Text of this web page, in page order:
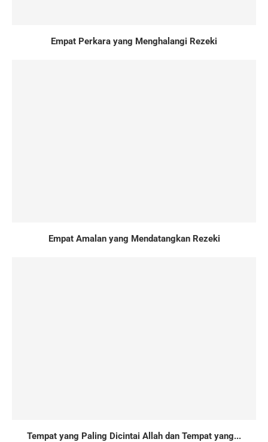
Empat Perkara yang Menghalangi Rezeki
Empat Amalan yang Mendatangkan Rezeki
Tempat yang Paling Dicintai Allah dan Tempat yang...